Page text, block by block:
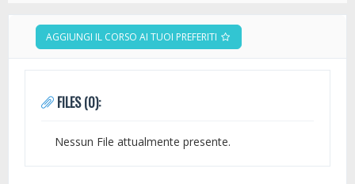
AGGIUNGI IL CORSO AI TUOI PREFERITI
FILES (0):
Nessun File attualmente presente.